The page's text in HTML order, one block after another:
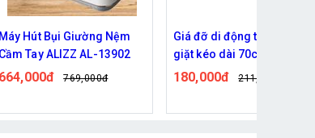
Máy Hút Bụi Giường Nệm
Cầm Tay ALIZZ AL-13902
664,000đ 769,000đ
Giá đỡ di động tủ lạnh,
giặt kéo dài 70cm
180,000đ 211,000đ